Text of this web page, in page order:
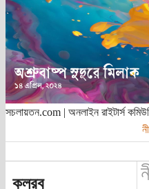
সচলায়তন.com | অনলাইন রাইটার্স
কলরব